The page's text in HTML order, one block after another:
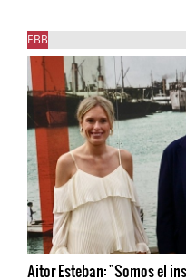
EBB
Aitor Esteban: "Somos el